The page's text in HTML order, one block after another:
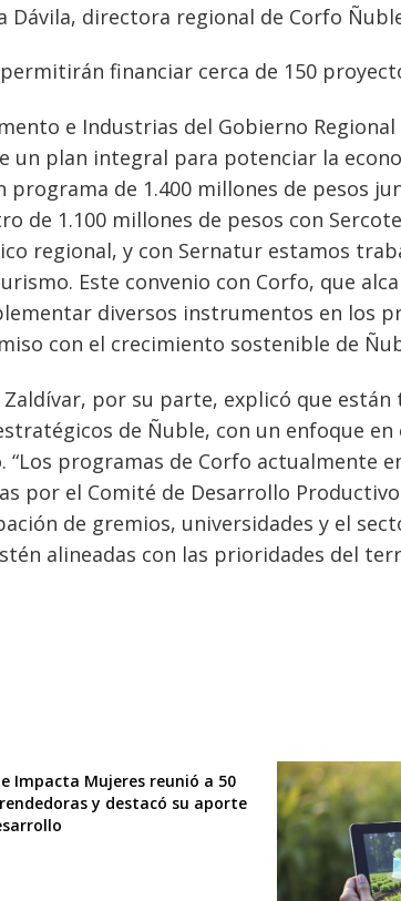
Dávila, directora regional de Corfo
financiar cerca de 150
e Industrias del Gobierno
un plan integral para potenciar la
de 1.400 millones de pesos
de 1.100 millones de pesos con
regional, y con Sernatur estamos
Este convenio con Corfo, que
diversos instrumentos en los
con el crecimiento sostenible de
Zaldívar, por su parte, explicó que
de Ñuble, con un enfoque en
programas de Corfo actualmente
por el Comité de Desarrollo Productivo
de gremios, universidades y el
alineadas con las prioridades del
Impacta Mujeres reunió a 50
y destacó su aporte